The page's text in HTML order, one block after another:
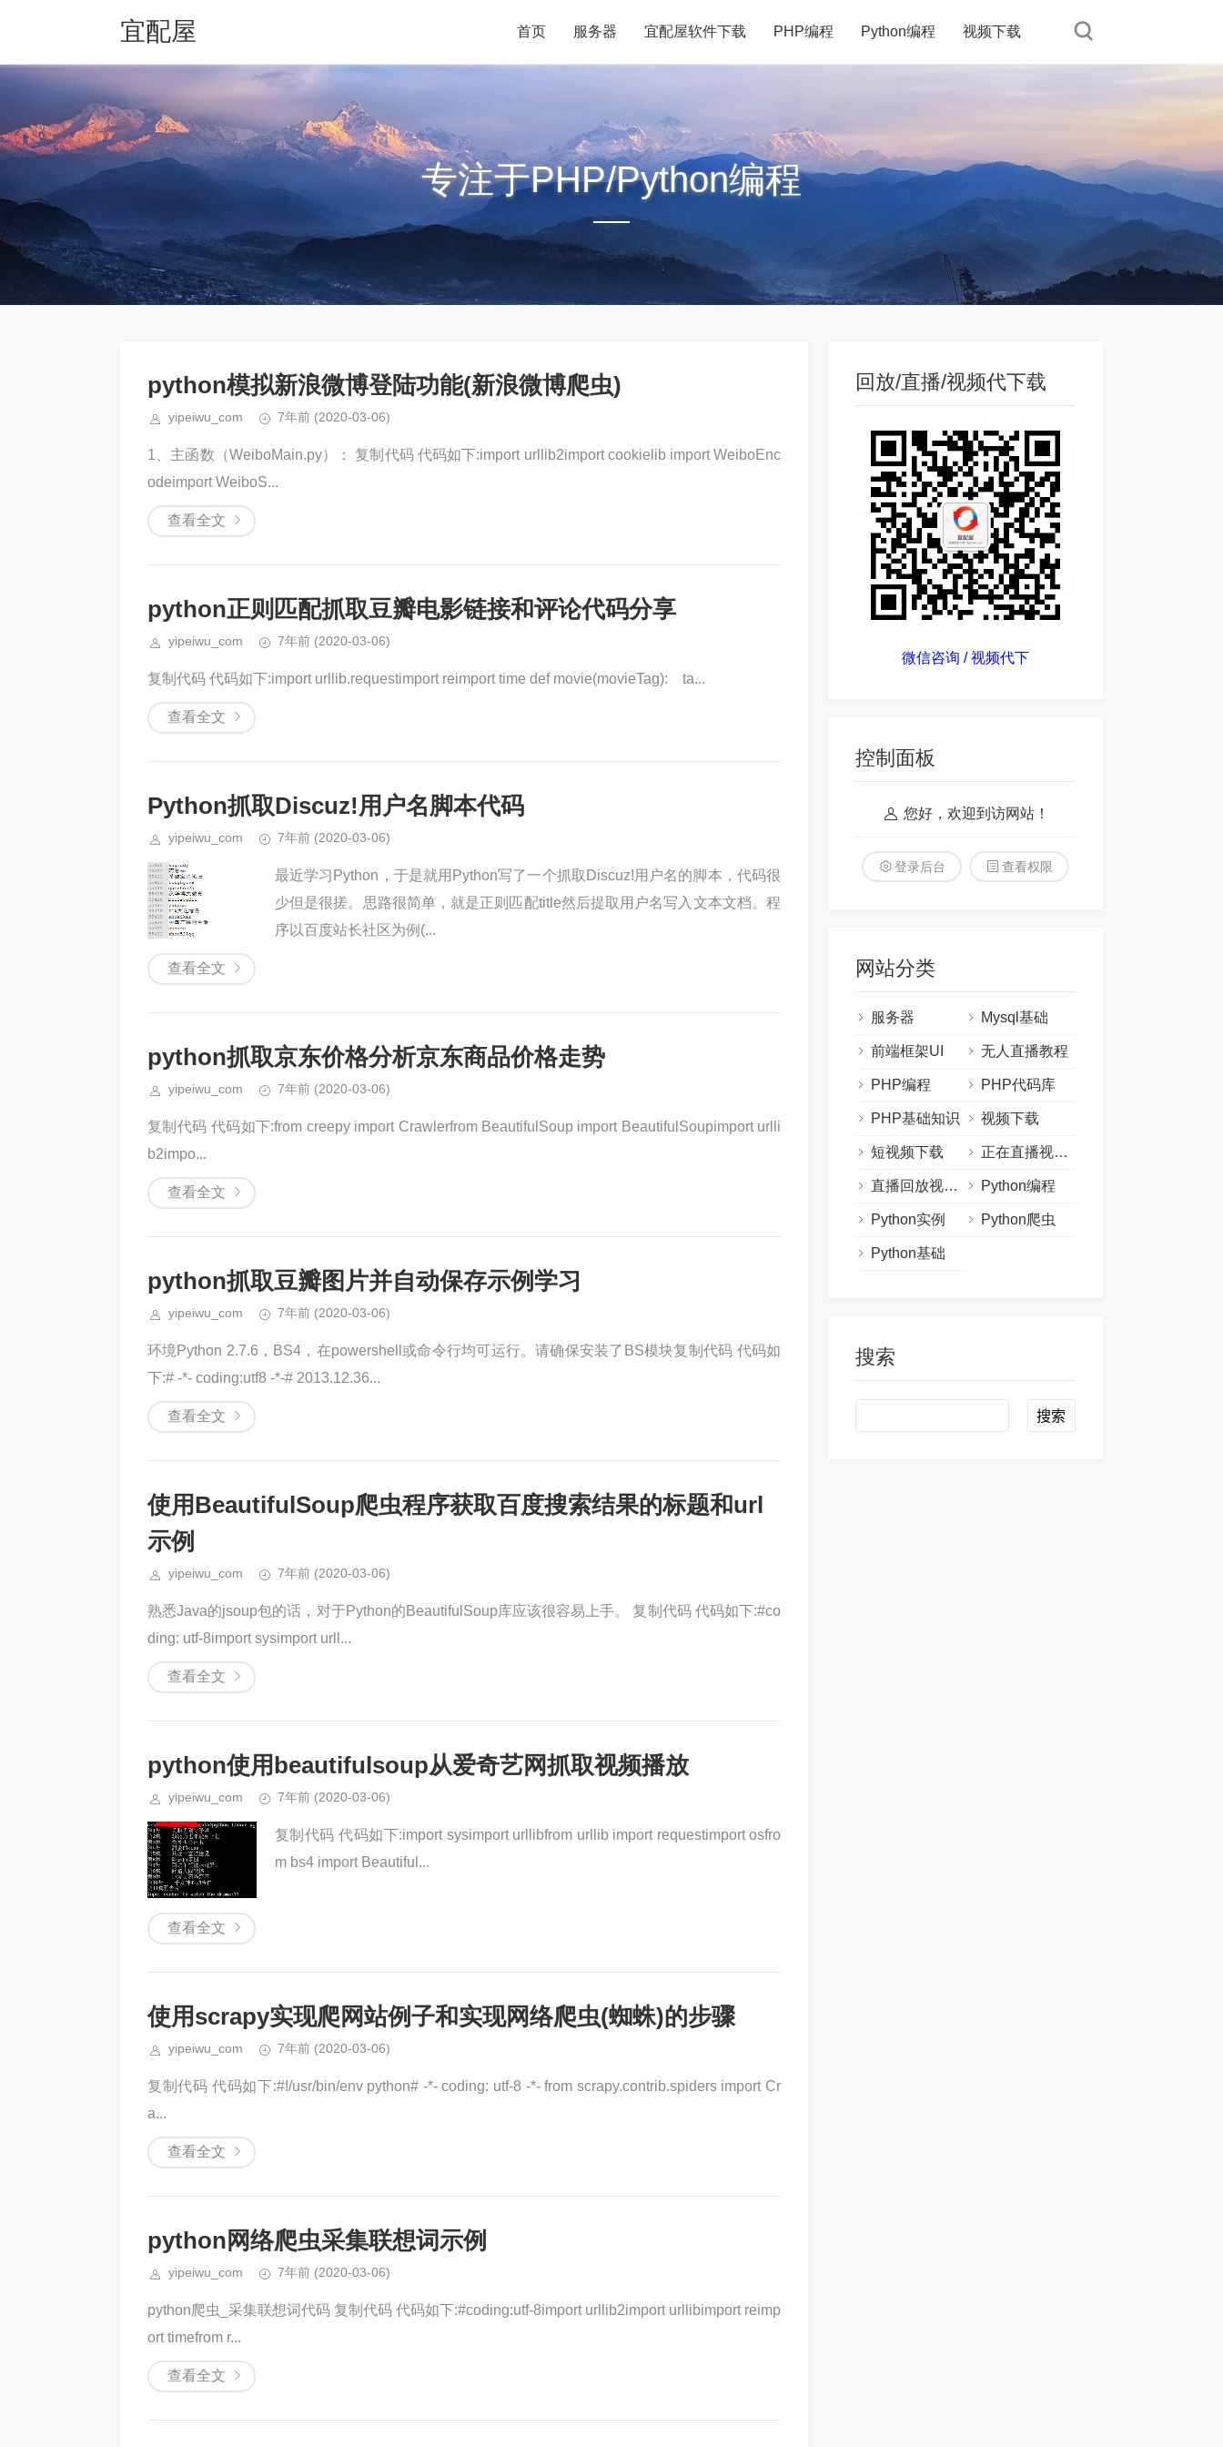
宜配屋 首页 服务器 宜配屋软件下载 PHP编程 Python编程 视频下载
专注于PHP/Python编程
python模拟新浪微博登陆功能(新浪微博爬虫)
yipeiwu_com 7年前 (2020-03-06)
1、主函数（WeiboMain.py）： 复制代码 代码如下:import urllib2import cookielib import WeiboEnc
odeimport WeiboS...
查看全文
python正则匹配抓取豆瓣电影链接和评论代码分享
yipeiwu_com 7年前 (2020-03-06)
复制代码 代码如下:import urllib.requestimport reimport time def movie(movieTag): ta...
查看全文
Python抓取Discuz!用户名脚本代码
yipeiwu_com 7年前 (2020-03-06)
最近学习Python，于是就用Python写了一个抓取Discuz!用户名的脚本，代码很
少但是很搓。思路很简单，就是正则匹配title然后提取用户名写入文本文档。程
序以百度站长社区为例(...
查看全文
python抓取京东价格分析京东商品价格走势
yipeiwu_com 7年前 (2020-03-06)
复制代码 代码如下:from creepy import Crawlerfrom BeautifulSoup import BeautifulSoupimport urlli
b2impo...
查看全文
python抓取豆瓣图片并自动保存示例学习
yipeiwu_com 7年前 (2020-03-06)
环境Python 2.7.6，BS4，在powershell或命令行均可运行。请确保安装了BS模块复制代码 代码如
下:# -*- coding:utf8 -*-# 2013.12.36...
查看全文
使用BeautifulSoup爬虫程序获取百度搜索结果的标题和url
示例
yipeiwu_com 7年前 (2020-03-06)
熟悉Java的jsoup包的话，对于Python的BeautifulSoup库应该很容易上手。 复制代码 代码如下:#co
ding: utf-8import sysimport urll...
查看全文
python使用beautifulsoup从爱奇艺网抓取视频播放
yipeiwu_com 7年前 (2020-03-06)
复制代码 代码如下:import sysimport urllibfrom urllib import requestimport osfro
m bs4 import Beautiful...
查看全文
使用scrapy实现爬网站例子和实现网络爬虫(蜘蛛)的步骤
yipeiwu_com 7年前 (2020-03-06)
复制代码 代码如下:#!/usr/bin/env python# -*- coding: utf-8 -*- from scrapy.contrib.spiders import Cr
a...
查看全文
python网络爬虫采集联想词示例
yipeiwu_com 7年前 (2020-03-06)
python爬虫_采集联想词代码 复制代码 代码如下:#coding:utf-8import urllib2import urllibimport reimp
ort timefrom r...
查看全文
回放/直播/视频代下载
微信咨询 / 视频代下
控制面板
您好，欢迎到访网站！
登录后台 查看权限
网站分类
服务器 Mysql基础
前端框架UI 无人直播教程
PHP编程 PHP代码库
PHP基础知识 视频下载
短视频下载 正在直播视频下载
直播回放视频下载 Python编程
Python实例 Python爬虫
Python基础
搜索